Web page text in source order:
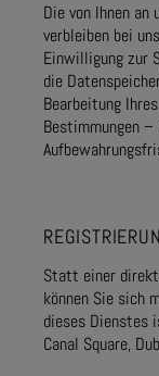
Die von Ihnen
verbleiben bei
Einwilligung zur
die
Bearbeitung
Bestimmungen
Statt einer
können Sie sich
dieses Dienstes
Canal Square,